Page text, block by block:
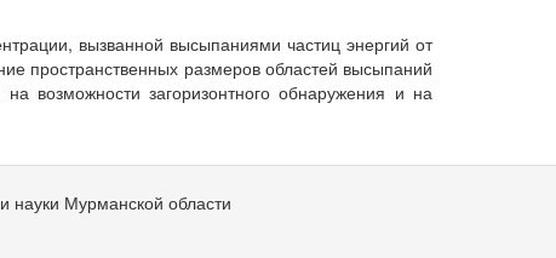
вызванной высыпаниями частиц энергий от
пространственных размеров областей высыпаний
возможности загоризонтного обнаружения и на
науки Мурманской области